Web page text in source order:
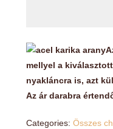
mennyiség
mellyel a
nyakláncra is, azt
Az ár darabra
Categories: Összes